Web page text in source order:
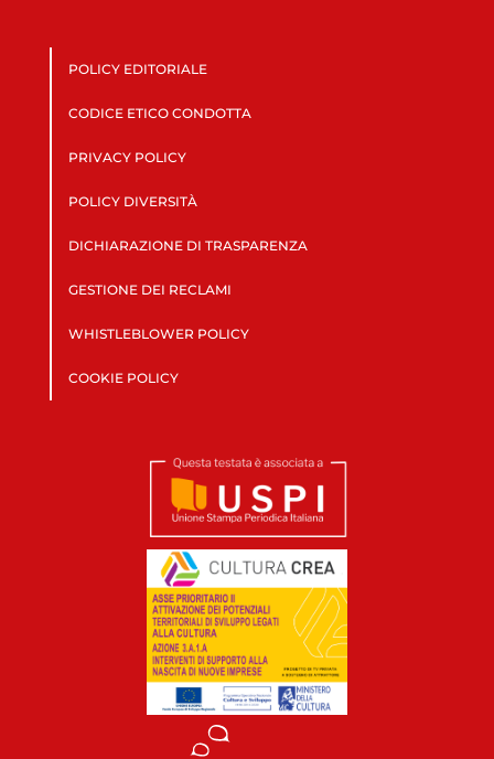
POLICY EDITORIALE
CODICE ETICO CONDOTTA
PRIVACY POLICY
POLICY DIVERSITÀ
DICHIARAZIONE DI TRASPARENZA
GESTIONE DEI RECLAMI
WHISTLEBLOWER POLICY
COOKIE POLICY